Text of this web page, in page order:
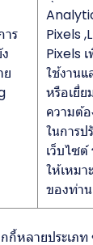
าร
ย
Pixels
Pixels
ใช้งาน
หรือเยี่ย
ความต้
ในการ
เว็บไซ
ให้เหม
ของท่าน
กี้หลายประเภ